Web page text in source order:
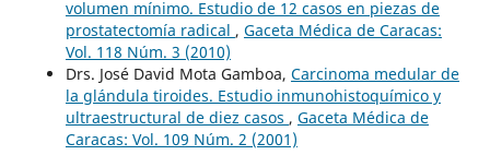
volumen mínimo. Estudio de 12 casos en piezas de
prostatectomía radical , Gaceta Médica de Caracas:
Vol. 118 Núm. 3 (2010)
Drs. José David Mota Gamboa, Carcinoma medular de
la glándula tiroides. Estudio inmunohistoquímico y
ultraestructural de diez casos , Gaceta Médica de
Caracas: Vol. 109 Núm. 2 (2001)